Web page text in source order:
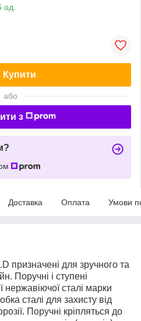
од.
Купити
або
з
Доставка Оплата Умови
призначені для зручного та
Поручні і ступені
нержавіючої сталі марки
сталі для захисту від
Поручні кріпляться до